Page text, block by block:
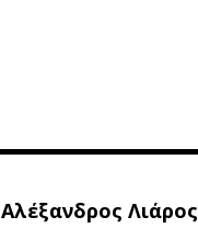
Αλέξανδρος Λιάρος